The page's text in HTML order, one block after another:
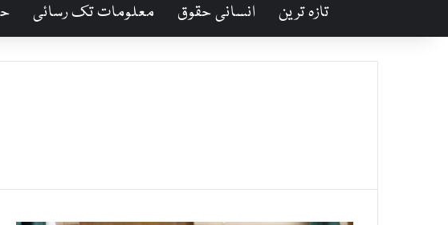
تازہ ترین انسانی حقوق معلومات تک رسائی